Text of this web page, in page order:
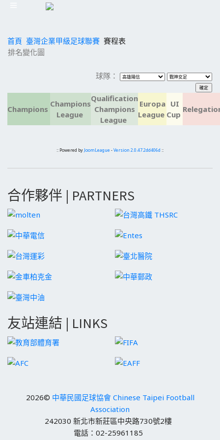
首頁 臺灣企業甲級足球聯賽 賽程表
排名變化圖
球隊：
Champions
Champions
League
Qualification
Champions
League
Europa
League
UI
Cup
:: Powered by JoomLeague -Version 2.0.47.2dd406d ::
合作夥伴 | PARTNERS
友站連結 | LINKS
2026© 中華民國足球協會 Chinese Taipei Football
Association
242030 新北市新莊區中央路730號2樓
電話：02-25961185